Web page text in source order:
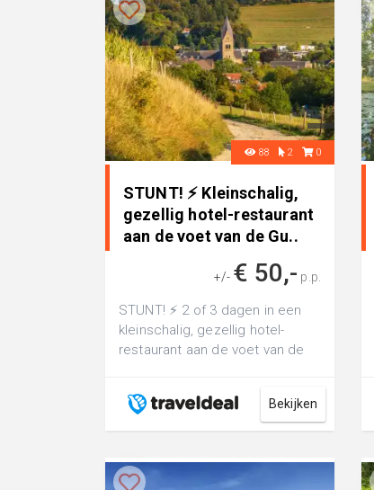
88 2 0
STUNT! ⚡ Kleinschalig,
gezellig hotel-restaurant
aan de voet van de Gu..
+/- € 50,- p.p.
STUNT! ⚡ 2 of 3 dagen in een
kleinschalig, gezellig hotel-
restaurant aan de voet van de
Bekijken